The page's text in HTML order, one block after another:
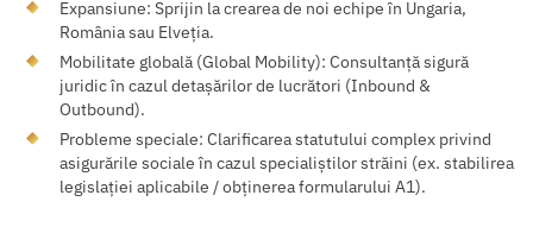
Expansiune: Sprijin la crearea de noi echipe în Ungaria,
România sau Elveția.
Mobilitate globală (Global Mobility): Consultanță sigură
juridic în cazul detașărilor de lucrători (Inbound &
Outbound).
Probleme speciale: Clarificarea statutului complex privind
asigurările sociale în cazul specialiștilor străini (ex. stabilirea
legislației aplicabile / obținerea formularului A1).